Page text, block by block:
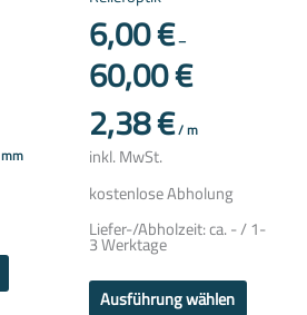
mm
Produktseite
6,00€–
60,00€
2,38€/m
inkl. MwSt.
kostenlose Abholung
Liefer-/Abholzeit:ca. - / 1-
3 Werktage
Ausführung wählen